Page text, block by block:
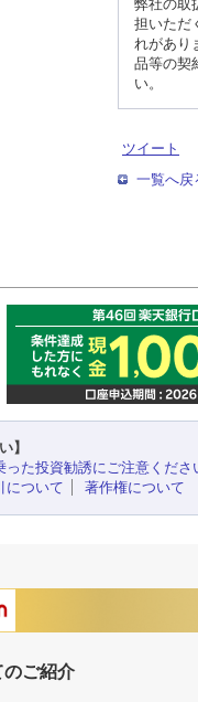
弊社の取
担いただ
れがあり
品等の契
い。
ツイート
一覧へ戻
】
った投資勧誘にご注意くださ
について
著作権について
のご紹介